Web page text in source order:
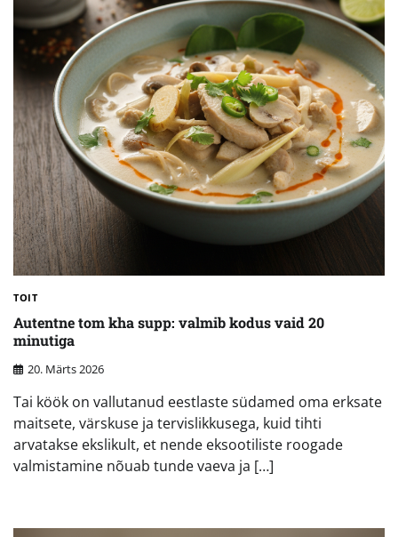
TOIT
Autentne tom kha supp: valmib kodus vaid 20
minutiga
20. Märts 2026
Tai köök on vallutanud eestlaste südamed oma erksate
maitsete, värskuse ja tervislikkusega, kuid tihti
arvatakse ekslikult, et nende eksootiliste roogade
valmistamine nõuab tunde vaeva ja […]